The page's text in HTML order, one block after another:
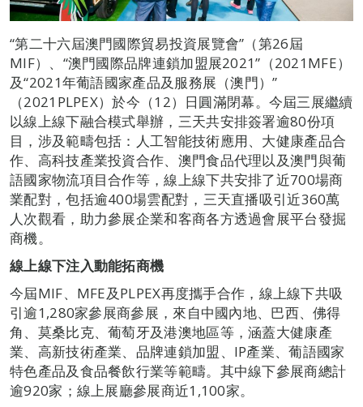
“第二十六屆澳門國際貿易投資展覽會”（第26屆
MIF）、“澳門國際品牌連鎖加盟展2021”（2021MFE）
及“2021年葡語國家產品及服務展（澳門）”
（2021PLPEX）於今（12）日圓滿閉幕。今屆三展繼續
以線上線下融合模式舉辦，三天共安排簽署逾80份項
目，涉及範疇包括：人工智能技術應用、大健康產品合
作、高科技產業投資合作、澳門食品代理以及澳門與葡
語國家物流項目合作等，線上線下共安排了近700場商
業配對，包括逾400場雲配對，三天直播吸引近360萬
人次觀看，助力參展企業和客商各方透過會展平台發掘
商機。
線上線下注入動能拓商機
今屆MIF、MFE及PLPEX再度攜手合作，線上線下共吸
引逾1,280家參展商參展，來自中國內地、巴西、佛得
角、莫桑比克、葡萄牙及港澳地區等，涵蓋大健康產
業、高新技術產業、品牌連鎖加盟、IP產業、葡語國家
特色產品及食品餐飲行業等範疇。其中線下參展商總計
逾920家；線上展廳參展商近1,100家。